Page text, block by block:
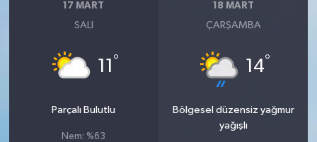
17 MART
SALI
11 °
Parçalı Bulutlu
Nem: %63
18 MART
ÇARŞAMBA
14°
Bölgesel düzensiz yağmur
yağışlı